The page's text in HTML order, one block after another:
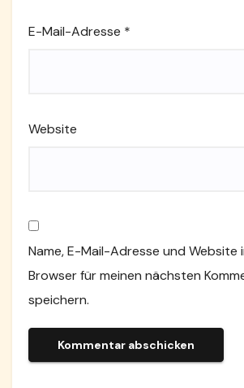
E-Mail-Adresse *
Website
Name, E-Mail-Adresse und Website
Browser für meinen nächsten
speichern.